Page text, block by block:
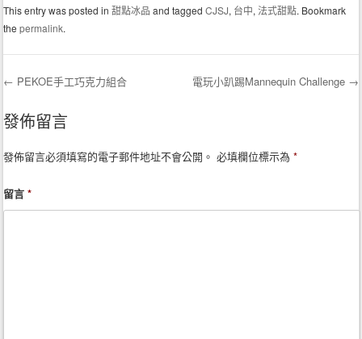
This entry was posted in甜點冰品 and taggedCJSJ, 台中, 法式甜點. Bookmark
thepermalink.
Post navigation
← PEKOE手工巧克力組合 電玩小趴踢Mannequin Challenge →
發佈留言
發佈留言必須填寫的電子郵件地址不會公開。 必填欄位標示為*
留言*